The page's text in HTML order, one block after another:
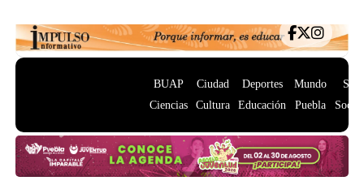
BUAP
Ciencias
Ciudad
Cultura
Deportes
Educación
Mundo
Puebla